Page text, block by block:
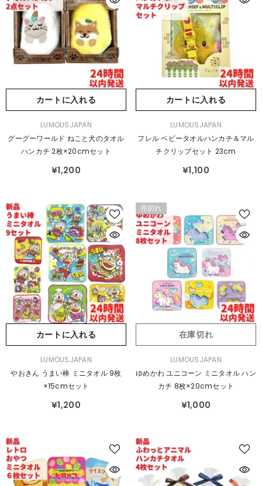
カートに入れる
売
LUMOUSJAPAN
グーグーワールド ねこと犬のタオル
ハンカチ 2枚×20cmセット
¥1,200
カートに入れる
売
LUMOUSJAPAN
フレル ベビータオルハンカチ＆マル
チクリップセット 23cm
¥1,100
カートに入れる
売
LUMOUSJAPAN
やおきん うまい棒 ミニタオル 9枚
×15cmセット
¥1,200
売切れ
在庫切れ
売
LUMOUSJAPAN
ゆめかわ ユニコーン ミニタオル ハン
カチ 8枚×20cmセット
¥1,000